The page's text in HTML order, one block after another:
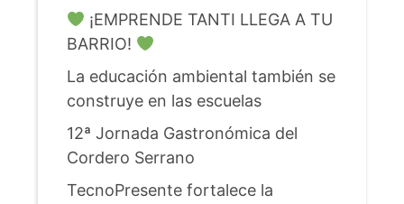
¡EMPRENDE TANTI LLEGA A TU
BARRIO!
La educación ambiental también se
construye en las escuelas
12ª Jornada Gastronómica del
Cordero Serrano
TecnoPresente fortalece la